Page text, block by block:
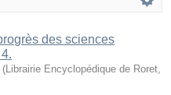
des sciences
( Librairie Encyclopédique de Roret